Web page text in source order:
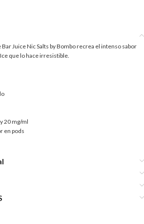
Juice Nic Salts by Bombo recrea el intenso sabor
que lo hace irresistible.
20 mg/ml
en pods